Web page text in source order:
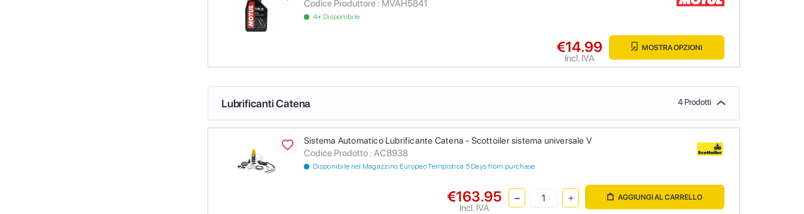
Codice Produttore : MVAH5841
4+ Disponibile
€14.99
Incl. IVA
MOSTRA OPZIONI
Lubrificanti Catena 4 Prodotti
Sistema Automatico Lubrificante Catena - Scottoiler sistema universale V
Codice Prodotto : AC8938
Disponibile nel Magazzino Europeo Tempistica 5 Days from purchase
€163.95
Incl. IVA
AGGIUNGI AL CARRELLO